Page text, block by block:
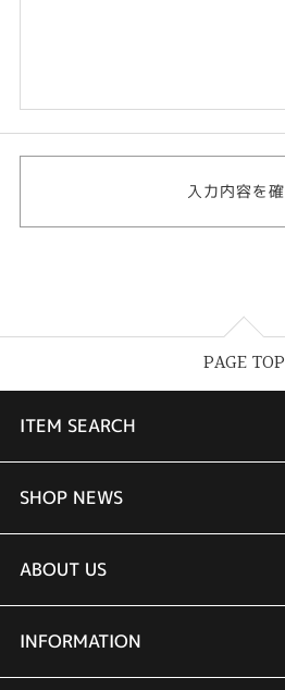
PAGE TOP
ITEM SEARCH
婚約指輪
結婚指輪
セットリング
SHOP NEWS
TAKEUCHI BRIDAL金沢本店情報
商品一覧
ABOUT US
会社概要
INFORMATION